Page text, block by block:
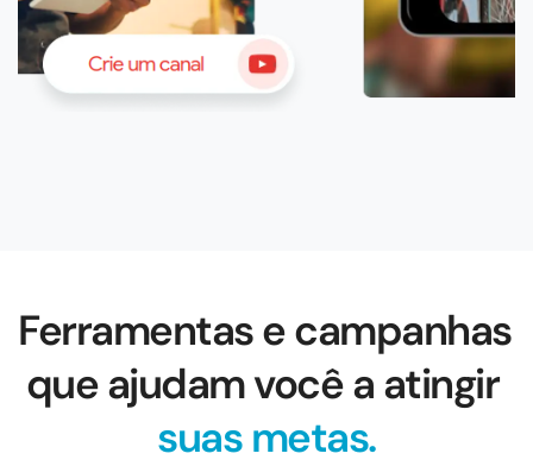
Ferramentas e campanhas
que ajudam você a atingir
suas metas.